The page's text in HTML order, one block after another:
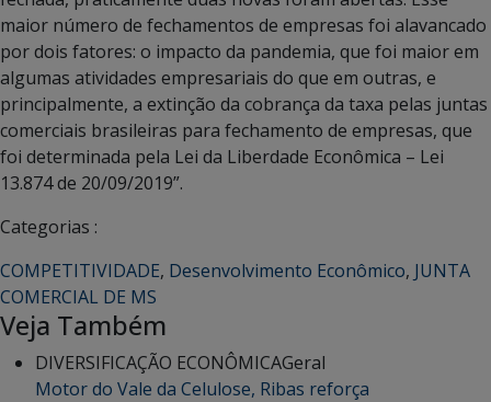
maior número de fechamentos de empresas foi alavancado
por dois fatores: o impacto da pandemia, que foi maior em
algumas atividades empresariais do que em outras, e
principalmente, a extinção da cobrança da taxa pelas juntas
comerciais brasileiras para fechamento de empresas, que
foi determinada pela Lei da Liberdade Econômica – Lei
13.874 de 20/09/2019”.
Categorias :
COMPETITIVIDADE, Desenvolvimento Econômico, JUNTA
COMERCIAL DE MS
Veja Também
DIVERSIFICAÇÃO ECONÔMICAGeral
Motor do Vale da Celulose, Ribas reforça